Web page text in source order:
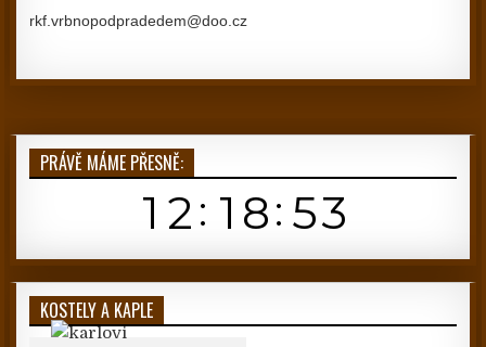
rkf.vrbnopodpradedem@doo.cz
PRÁVĚ MÁME PŘESNĚ:
KOSTELY A KAPLE